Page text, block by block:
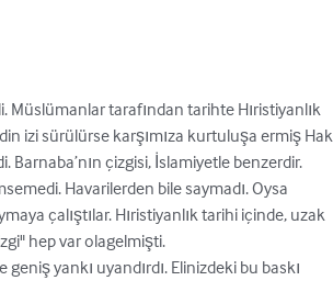
Müslümanlar tarafından tarihte Hıristiyanlık
izi sürülürse karşımıza kurtuluşa ermiş Hak
Barnaba’nın çizgisi, İslamiyetle benzerdir.
Havarilerden bile saymadı. Oysa
çalıştılar. Hıristiyanlık tarihi içinde, uzak
hep var olagelmişti.
geniş yankı uyandırdı. Elinizdeki bu baskı